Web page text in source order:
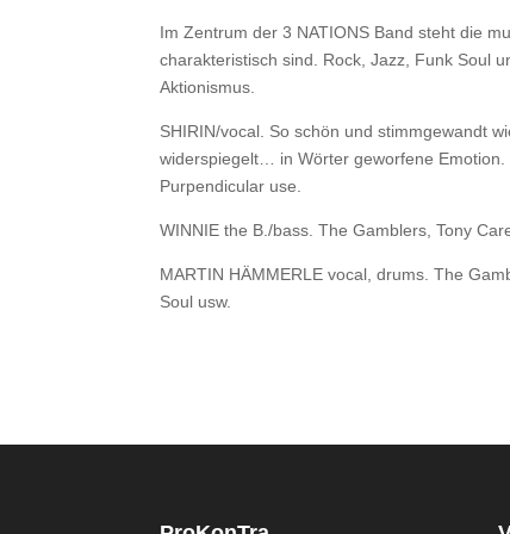
Im Zentrum der 3 NATIONS Band steht die
charakteristisch sind. Rock, Jazz, Funk Soul
Aktionismus.
SHIRIN/vocal. So schön und stimmgewandt
widerspiegelt… in Wörter geworfene Emotion.
Purpendicular use.
WINNIE the B./bass. The Gamblers, Tony
MARTIN HÄMMERLE vocal, drums. The
Soul usw.